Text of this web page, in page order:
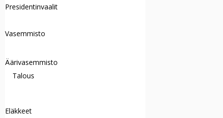
Presidentinvaalit
Vasemmisto
Äärivasemmisto
Talous
Eläkkeet